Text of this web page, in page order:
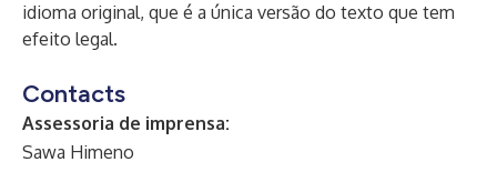
idioma original, que é a única versão do texto que tem
efeito legal.
Contacts
Assessoria de imprensa:
Sawa Himeno